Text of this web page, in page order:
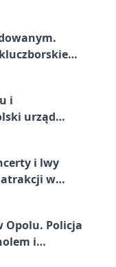
i
urząd
i lwy
atrakcji w
Opolu. Policja
i